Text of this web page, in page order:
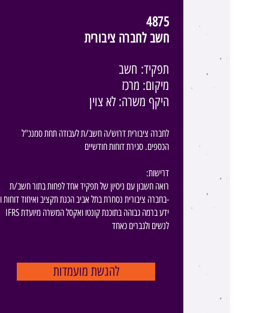
4875
חשב לחברה ציבורית
תפקיד: חשב
מיקום: מרכז
היקף משרה: לא צוין
לחברה ציבורית דרוש/ה חשב/ת לעבודה תחת סמנכ"ל
הכספים. סגירת דוחות חודשיים
​​ ​ :דרישות
רואה חשבון עם ניסיון של תפקיד אחד לפחות בתור חשב/ת
בחברה ציבורית נסחרת בתל אביב הכנת תקציב ואיחוד דוחות ו-
IFRS ידע ברמה גבוהה בתוכנת קונטו ואקסל המשרה מיועדת
לנשים ולגברים כאחד
להגשת מועמדות